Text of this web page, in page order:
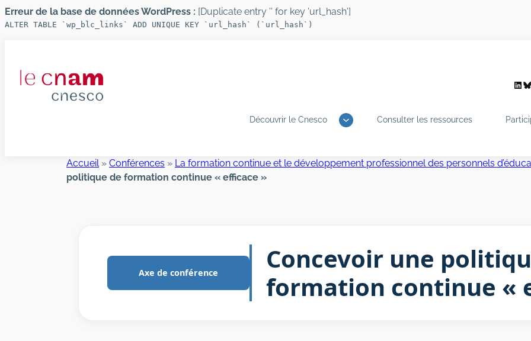
Erreur de la base de données WordPress : [Duplicate entry '' for key 'url_hash']
ALTER TABLE `wp_blc_links` ADD UNIQUE KEY `url_hash` (`url_hash`)
contenu
Découvrir le Cnesco Consulter les ressources
Accueil» Conférences » La formation continue et le développement professionnel des personnels
politique de formation continue « efficace »
Axe de conférence
Concevoir une
formation continue «